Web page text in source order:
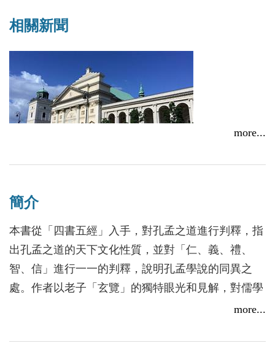
相關新聞
歐洲華文作家協會第十二屆年會在華沙召開，世界各地
作家熱情響應
2017/06/13
more...
簡介
本書從「四書五經」入手，對孔孟之道進行判釋，指
出孔孟之道的天下文化性質，並對「仁、義、禮、
智、信」進行一一的判釋，說明孔孟學說的同異之
處。作者以老子「玄覽」的獨特眼光和見解，對儒學
進行一次全新的檢討和批判，企圖還原孔孟之道的本
more...